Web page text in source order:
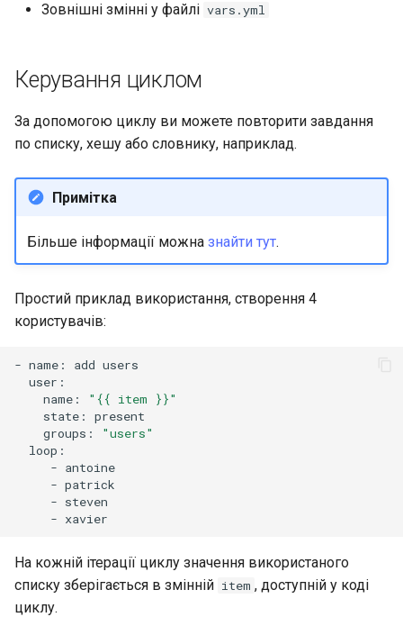
Зовнішні змінні у файлі vars.yml
Керування циклом
За допомогою циклу ви можете повторити завдання
по списку, хешу або словнику, наприклад.
Примітка
Більше інформації можна знайти тут.
Простий приклад використання, створення 4
користувачів:
- name: add
name:
"{{ item }}"
state:
groups:
"users"
-
-
-
-
На кожній ітерації циклу значення використаного
списку зберігається в змінній item , доступній у коді
циклу.